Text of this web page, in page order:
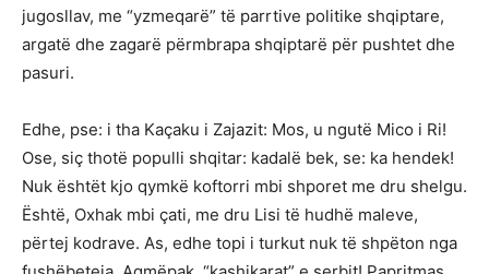
jugosllav, me “yzmeqarë” të parrtive politike shqiptare,
argatë dhe zagarë përmbrapa shqiptarë për pushtet dhe
pasuri.
Edhe, pse: i tha Kaçaku i Zajazit: Mos, u ngutë Mico i Ri!
Ose, siç thotë populli shqitar: kadalë bek, se: ka hendek!
Nuk ështët kjo qymkë koftorri mbi shporet me dru shelgu.
Është, Oxhak mbi çati, me dru Lisi të hudhë maleve,
përtej kodrave. As, edhe topi i turkut nuk të shpëton nga